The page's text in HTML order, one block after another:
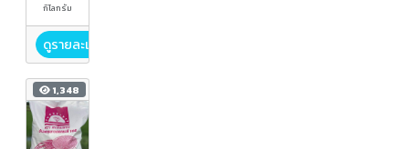
กิโลกรัม
ดูรายละเอียด
1,348